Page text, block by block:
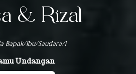
& Rizal
Bapak/Ibu/Saudara/i
Undangan